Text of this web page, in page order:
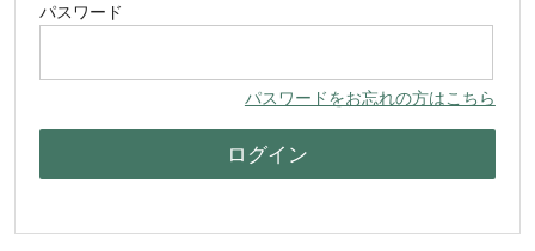
パスワード
パスワードをお忘れの方はこちら